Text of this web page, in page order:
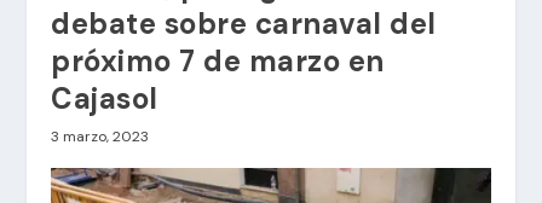
debate sobre carnaval del
próximo 7 de marzo en
Cajasol
3 marzo, 2023